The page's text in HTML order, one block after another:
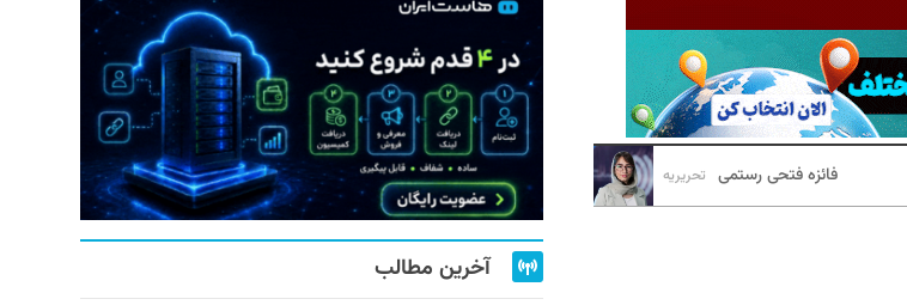
فائزه فتحی رستمی تحریریه
آخرین مطالب